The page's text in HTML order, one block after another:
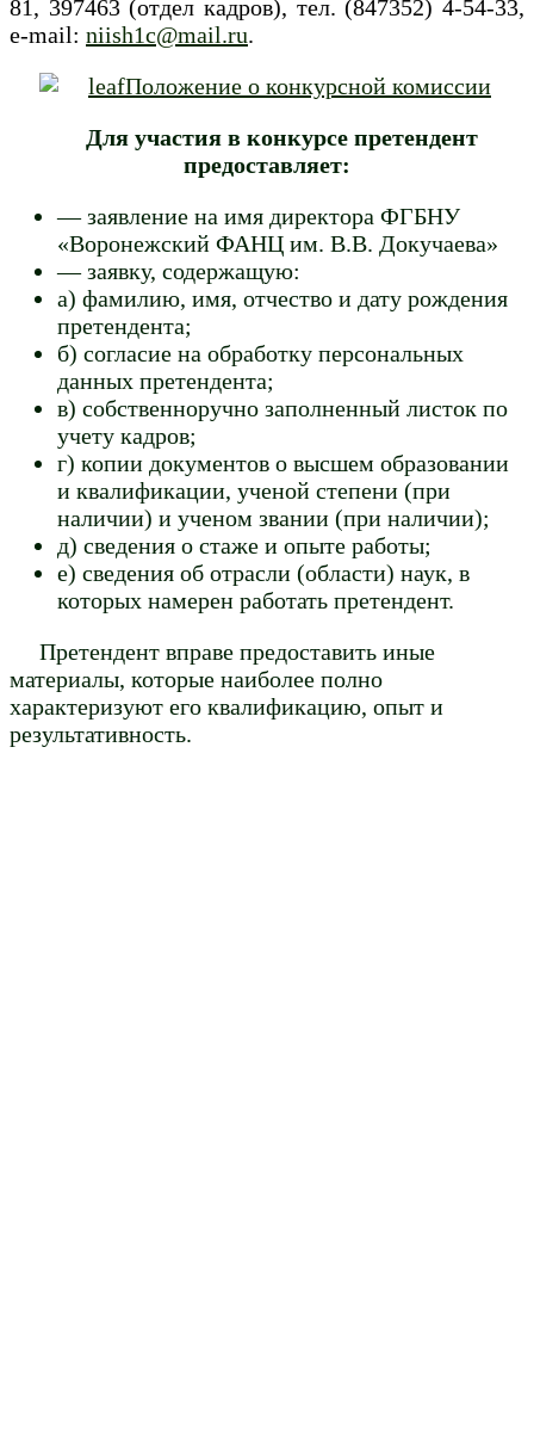
81, 397463 (отдел кадров), тел. (847352) 4-54-33,
e-mail: niish1с@mail.ru.
Положение о конкурсной комиссии
Для участия в конкурсе претендент
предоставляет:
— заявление на имя директора ФГБНУ
«Воронежский ФАНЦ им. В.В. Докучаева»
— заявку, содержащую:
а) фамилию, имя, отчество и дату рождения
претендента;
б) согласие на обработку персональных
данных претендента;
в) собственноручно заполненный листок по
учету кадров;
г) копии документов о высшем образовании
и квалификации, ученой степени (при
наличии) и ученом звании (при наличии);
д) сведения о стаже и опыте работы;
е) сведения об отрасли (области) наук, в
которых намерен работать претендент.
Претендент вправе предоставить иные
материалы, которые наиболее полно
характеризуют его квалификацию, опыт и
результативность.